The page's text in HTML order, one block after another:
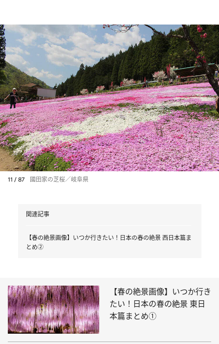
11 / 87 國田家の芝桜／岐阜県
関連記事
【春の絶景画像】いつか行きたい！日本の春の絶景 西日本篇ま
とめ②
【春の絶景画像】いつか行き
たい！日本の春の絶景 東日
本篇まとめ①